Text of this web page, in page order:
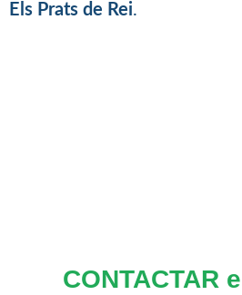
Els Prats de Rei.
CONTACTAR